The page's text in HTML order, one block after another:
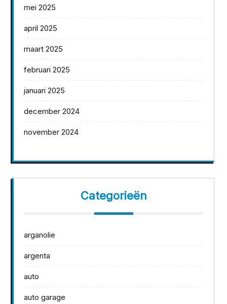
mei 2025
april 2025
maart 2025
februari 2025
januari 2025
december 2024
november 2024
Categorieën
arganolie
argenta
auto
auto garage